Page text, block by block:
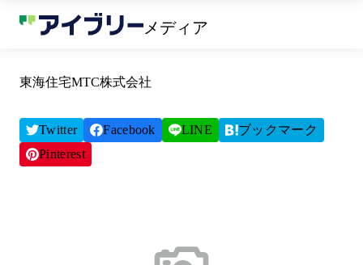
メディア
東海住宅MTC株式会社
Twitter Facebook LINE
ブックマーク
Pinterest